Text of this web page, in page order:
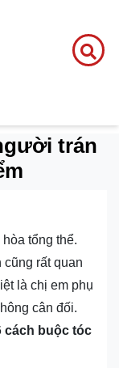
trán
tổng thể.
rất quan
là chị em phụ
cân đối.
cách buộc tóc